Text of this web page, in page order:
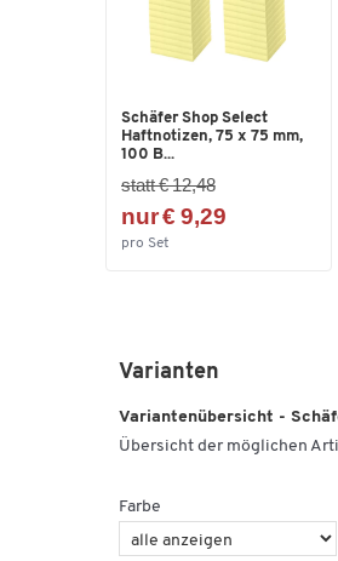
Schäfer Shop Select
Haftnotizen, 75 x 75 mm,
100 B...
statt € 12,48
nur € 9,29
pro Set
Varianten
Variantenübersicht -
Übersicht der möglichen
Farbe